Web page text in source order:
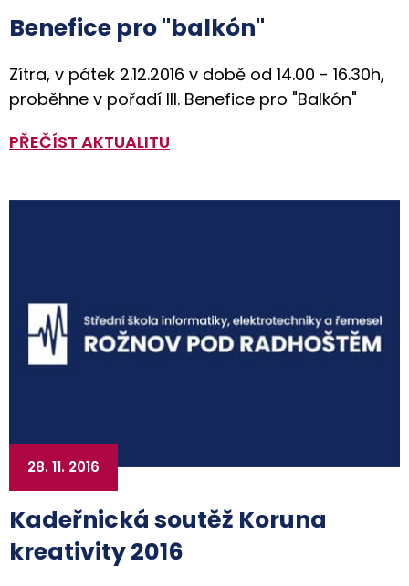
Benefice pro "balkón"
Zítra, v pátek 2.12.2016 v době od 14.00 - 16.30h,
proběhne v pořadí III. Benefice pro "Balkón"
PŘEČÍST AKTUALITU
Kadeřnická soutěž Koruna
kreativity 2016
28. 11. 2016